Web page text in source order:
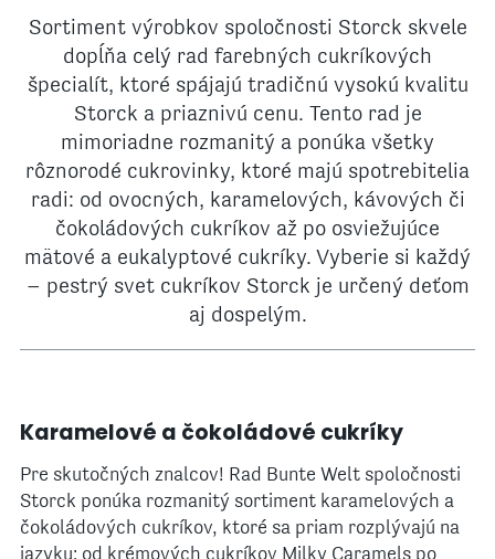
Sortiment výrobkov spoločnosti Storck skvele
dopĺňa celý rad farebných cukríkových
špecialít, ktoré spájajú tradičnú vysokú kvalitu
Storck a priaznivú cenu. Tento rad je
mimoriadne rozmanitý a ponúka všetky
rôznorodé cukrovinky, ktoré majú spotrebitelia
radi: od ovocných, karamelových, kávových či
čokoládových cukríkov až po osviežujúce
mätové a eukalyptové cukríky. Vyberie si každý
– pestrý svet cukríkov Storck je určený deťom
aj dospelým.
Karamelové a čokoládové cukríky
Pre skutočných znalcov! Rad Bunte Welt spoločnosti
Storck ponúka rozmanitý sortiment karamelových a
čokoládových cukríkov, ktoré sa priam rozplývajú na
jazyku: od krémových cukríkov Milky Caramels po